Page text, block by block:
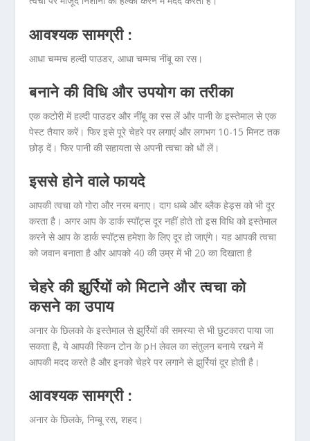
आवश्यक सामग्री :
आधा चम्मच हल्दी पाउडर, आधा चम्मच नींबू का रस।
बनाने की विधि और उपयोग का तरीका
एक कटोरी में हल्दी पाउडर और नींबू का रस लें और पानी के इस्तेमाल से एक
पेस्ट तैयार करें। फिर इसे पूरे चेहरे पर लगाएं और लगभग 10-15 मिनट तक
छोड़ दें। फिर पानी की सहायता से अपनी त्वचा को धों लें।
इससे होने वाले फायदे
आपकी त्वचा को गोरा और नरम बनाए। दाग धब्बे और ब्लैक हेड्स को भी दूर
करता है। अगर आप के डार्क स्पॉट्स दूर नहीं होते तो इस विधि को इस्तेमाल
करने से आप के डार्क स्पॉट्स हमेशा के लिए दूर हो जाएंगे। यह आपकी त्वचा
को जवान बनाता है और आपको 40 की उम्र में भी 20 का दिखाता है
चेहरे की झुर्रियों को मिटाने और त्वचा को
कसने का उपाय
अनार के छिलको के इस्तेमाल से झुर्रियों की समस्या से भी छुटकारा पाया जा
सकता है, ये आपकी स्किन टोन के pH लेवल का संतुलन बनाये रखने में
आपकी मदद करते है और इनको चेहरे पर लगाने से झुर्रियां दूर होती है।
आवश्यक सामग्री :
अनार के छिलके, निम्बू रस, शहद।